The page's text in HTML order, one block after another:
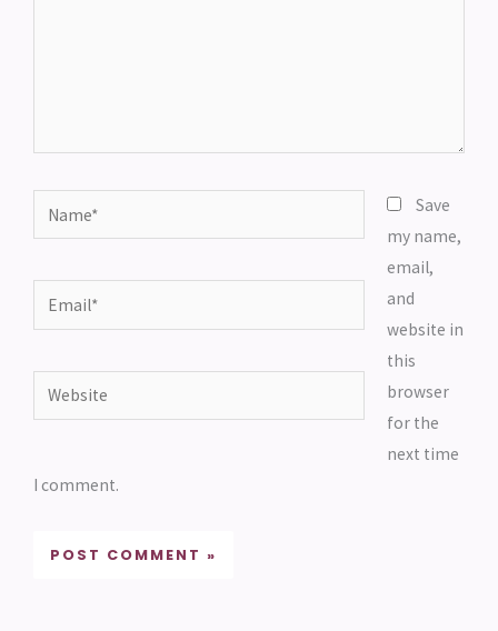
Name*
Email*
Website
Save
my name,
email,
and
website in
this
browser
for the
next time
I comment.